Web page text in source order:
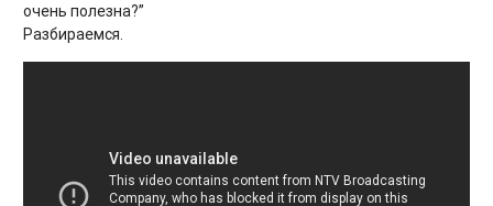
очень полезна?”
Разбираемся.